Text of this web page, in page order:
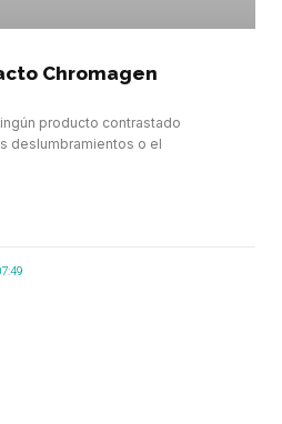
Chromagen
producto contrastado
deslumbramientos o el